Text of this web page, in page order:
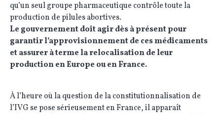
qu’un seul groupe pharmaceutique contrôle toute la
production de pilules abortives.
Le gouvernement doit agir dès à présent pour
garantir l’approvisionnement de ces médicaments
et assurer à terme la relocalisation de leur
production en Europe ou en France.
À l’heure où la question de la constitutionnalisation de
l’IVG se pose sérieusement en France, il apparaît